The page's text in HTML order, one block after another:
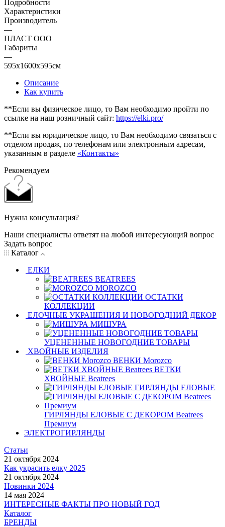
Подробности
Характеристики
Производитель
—
ПЛАСТ ООО
Габариты
—
595x1600x595см
Описание
Как купить
**Если вы физическое лицо, то Вам необходимо пройти по
ссылке на наш розничный сайт: https://elki.pro/
**Если вы юридическое лицо, то Вам необходимо связаться с
отделом продаж, по телефонам или электронным адресам,
указанным в разделе «Контакты»
Рекомендуем
Нужна консультация?
Наши специалисты ответят на любой интересующий вопрос
Задать вопрос
Каталог
ЕЛКИ
BEATREES
MOROZCO
ОСТАТКИ
КОЛЛЕКЦИИ
ЕЛОЧНЫЕ УКРАШЕНИЯ И НОВОГОДНИЙ ДЕКОР
МИШУРА
УЦЕНЕННЫЕ НОВОГОДНИЕ ТОВАРЫ
ХВОЙНЫЕ ИЗДЕЛИЯ
ВЕНКИ Morozco
ВЕТКИ
ХВОЙНЫЕ Beatrees
ГИРЛЯНДЫ ЕЛОВЫЕ
ГИРЛЯНДЫ ЕЛОВЫЕ С ДЕКОРОМ Beatrees
Премиум
ЭЛЕКТРОГИРЛЯНДЫ
Статьи
21 октября 2024
Как украсить елку 2025
21 октября 2024
Новинки 2024
14 мая 2024
ИНТЕРЕСНЫЕ ФАКТЫ ПРО НОВЫЙ ГОД
Каталог
БРЕНДЫ